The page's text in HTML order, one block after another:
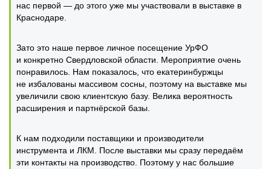
нас первой — до этого уже мы участвовали в выставке в
Краснодаре.
Зато это наше первое личное посещение УрФО
и конкретно Свердловской области. Мероприятие очень
понравилось. Нам показалось, что екатеринбуржцы
не избалованы массивом сосны, поэтому на выставке мы
увеличили свою клиентскую базу. Велика вероятность
расширения и партнёрской базы.
К нам подходили поставщики и производители
инструмента и ЛКМ. После выставки мы сразу передаём
эти контакты на производство. Поэтому у нас большие